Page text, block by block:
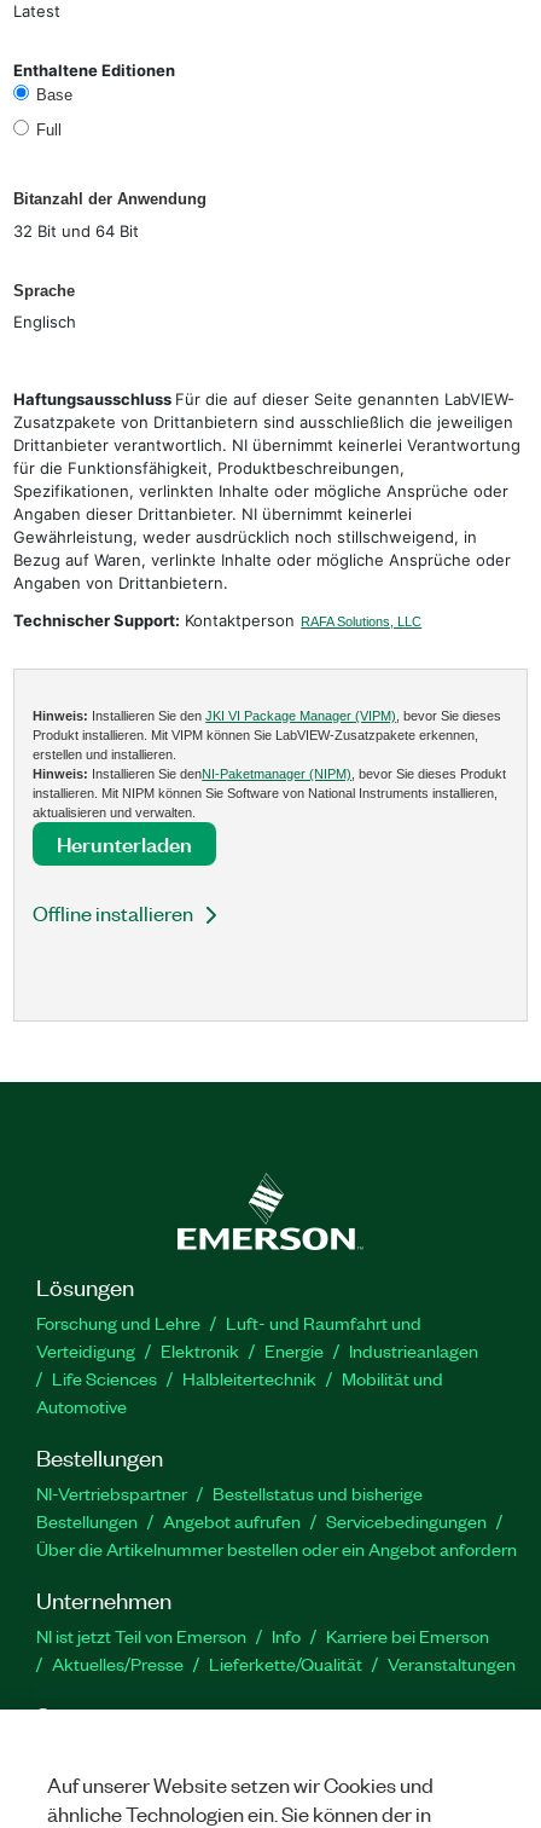
Latest
Enthaltene Editionen
Base
Full
Bitanzahl der Anwendung
32 Bit und 64 Bit
Sprache
Englisch
Haftungsausschluss Für die auf dieser Seite genannten LabVIEW-
Zusatzpakete von Drittanbietern sind ausschließlich die jeweiligen
Drittanbieter verantwortlich. NI übernimmt keinerlei Verantwortung
für die Funktionsfähigkeit, Produktbeschreibungen,
Spezifikationen, verlinkten Inhalte oder mögliche Ansprüche oder
Angaben dieser Drittanbieter. NI übernimmt keinerlei
Gewährleistung, weder ausdrücklich noch stillschweigend, in
Bezug auf Waren, verlinkte Inhalte oder mögliche Ansprüche oder
Angaben von Drittanbietern.
Technischer Support: Kontaktperson RAFA Solutions, LLC
Hinweis: Installieren Sie denJKI VI Package Manager (VIPM) , bevor Sie dieses
Produkt installieren. Mit VIPM können Sie LabVIEW-Zusatzpakete erkennen,
erstellen und installieren.
Hinweis: Installieren Sie denNI-Paketmanager (NIPM) , bevor Sie dieses Produkt
installieren. Mit NIPM können Sie Software von National Instruments installieren,
aktualisieren und verwalten.
Herunterladen
Offline installieren
Lösungen
Forschung und Lehre
Luft- und Raumfahrt und
Verteidigung
Elektronik Energie
Industrieanlagen
Life Sciences
Halbleitertechnik
Mobilität und
Automotive
Bestellungen
NI-Vertriebspartner
Bestellstatus und bisherige
Bestellungen
Angebot aufrufen
Servicebedingungen
Über die Artikelnummer bestellen oder ein Angebot anfordern
Unternehmen
NI ist jetzt Teil von Emerson Info
Karriere bei Emerson
Aktuelles/Presse
Lieferkette/Qualität Veranstaltungen
Support
Produktaktivierung
Serviceanfrage stellen
Feedback
zur Website
Auf unserer Website setzen wir Cookies und
ähnliche Technologien ein. Sie können der in